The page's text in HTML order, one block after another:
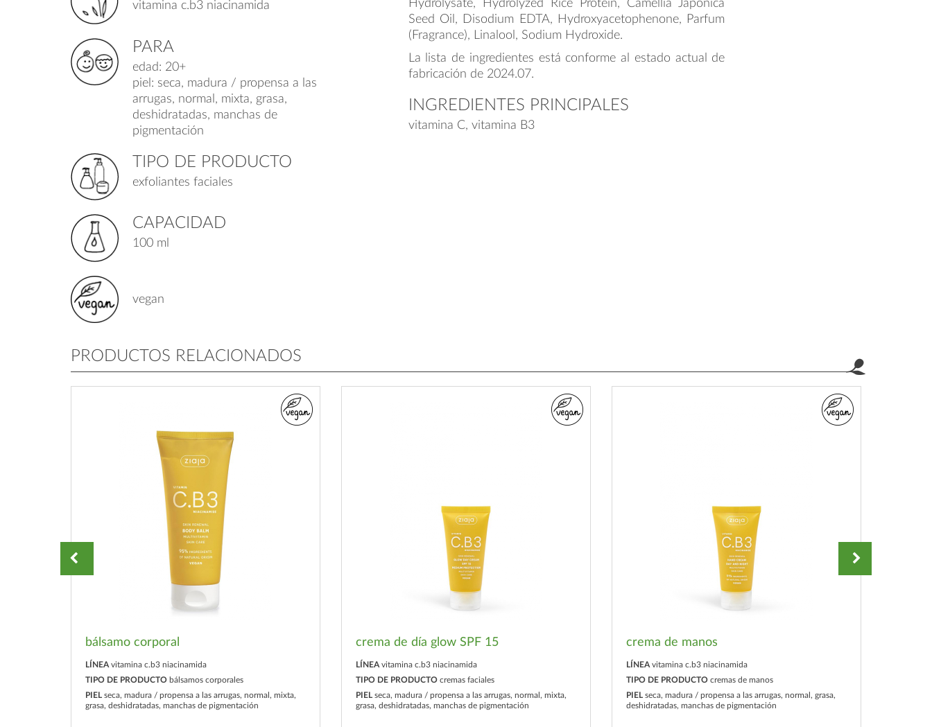
vitamina c.b3 niacinamida
PARA
edad: 20+
piel: seca, madura / propensa a las
arrugas, normal, mixta, grasa,
deshidratadas, manchas de
pigmentación
TIPO DE PRODUCTO
exfoliantes faciales
CAPACIDAD
100 ml
vegan
Hydrolysate, Hydrolyzed Rice Protein, Camellia Japonica
Seed Oil, Disodium EDTA, Hydroxyacetophenone, Parfum
(Fragrance), Linalool, Sodium Hydroxide.
La lista de ingredientes está conforme al estado actual de
fabricación de 2024.07.
INGREDIENTES PRINCIPALES
vitamina C, vitamina B3
PRODUCTOS RELACIONADOS
bálsamo corporal
LÍNEA vitamina c.b3 niacinamida
TIPO DE PRODUCTO bálsamos corporales
PIEL seca, madura / propensa a las arrugas, normal, mixta,
grasa, deshidratadas, manchas de pigmentación
crema de día glow SPF 15
LÍNEA vitamina c.b3 niacinamida
TIPO DE PRODUCTO cremas faciales
PIEL seca, madura / propensa a las arrugas, normal, mixta,
grasa, deshidratadas, manchas de pigmentación
crema de manos
LÍNEA vitamina c.b3 niacinamida
TIPO DE PRODUCTO cremas de manos
PIEL seca, madura / propensa a las arrugas, normal, grasa,
deshidratadas, manchas de pigmentación